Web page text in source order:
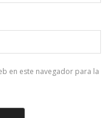
en este navegador para la